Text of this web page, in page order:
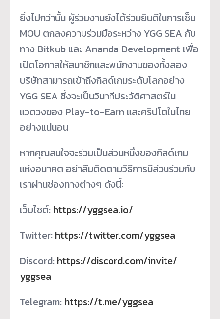
ยิ่งไปกว่านั้น ผู้ร่วมงานยังได้ร่วมยินดีในการเซ็น
MOU ตกลงความร่วมมือระหว่าง YGG SEA กับ
ทาง Bitkub และ Ananda Development เพื่อ
เปิดโอกาสให้สมาชิกและพนักงานของทั้งสอง
บริษัทสามารถเข้าถึงกิลด์เกมระดับโลกอย่าง
YGG SEA ซึ่งจะเป็นวินาทีประวัติศาสตร์ใน
แวดวงของ Play-to-Earn และคริปโตในไทย
อย่างแน่นอน
หากคุณสนใจจะร่วมเป็นส่วนหนึ่งของกิลด์เกม
แห่งอนาคต อย่าลืมติดตามวิธีการมีส่วนร่วมกับ
เราผ่านช่องทางต่างๆ ดังนี้:
เว็บไซต์: https://yggsea.io/
Twitter: https://twitter.com/yggsea
Discord: https://discord.com/invite/
yggsea
Telegram: https://t.me/yggsea